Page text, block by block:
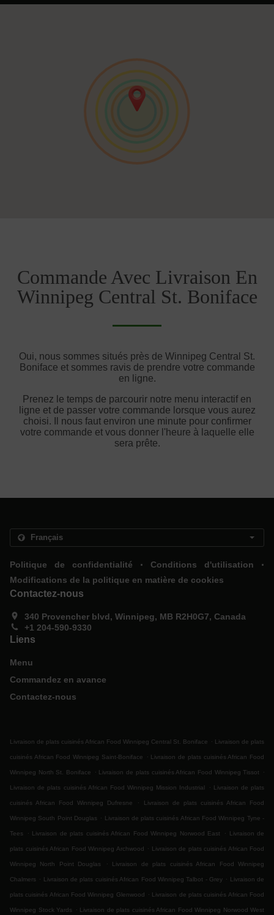
Commande Avec Livraison En
Winnipeg Central St. Boniface
Oui, nous sommes situés près de Winnipeg Central St.
Boniface et sommes ravis de prendre votre commande
en ligne.
Prenez le temps de parcourir notre menu interactif en
ligne et de passer votre commande lorsque vous aurez
choisi. Il nous faut environ une minute pour confirmer
votre commande et vous donner l'heure à laquelle elle
sera prête.
Politique de confidentialité . Conditions d'utilisation .
Modifications de la politique en matière de cookies
Contactez-nous
340 Provencher blvd, Winnipeg, MB R2H0G7, Canada
+1 204-590-9330
Liens
Menu
Commandez en avance
Contactez-nous
Livraison de plats cuisinés African Food Winnipeg Central St. Boniface . Livraison de plats
cuisinés African Food Winnipeg Saint-Boniface . Livraison de plats cuisinés African Food
Winnipeg North St. Boniface . Livraison de plats cuisinés African Food Winnipeg Tissot .
Livraison de plats cuisinés African Food Winnipeg Mission Industrial . Livraison de plats
cuisinés African Food Winnipeg Dufresne . Livraison de plats cuisinés African Food
Winnipeg South Point Douglas . Livraison de plats cuisinés African Food Winnipeg Tyne -
Tees . Livraison de plats cuisinés African Food Winnipeg Norwood East . Livraison de
plats cuisinés African Food Winnipeg Archwood . Livraison de plats cuisinés African Food
Winnipeg North Point Douglas . Livraison de plats cuisinés African Food Winnipeg
Chalmers . Livraison de plats cuisinés African Food Winnipeg Talbot - Grey . Livraison de
plats cuisinés African Food Winnipeg Glenwood . Livraison de plats cuisinés African Food
Winnipeg Stock Yards . Livraison de plats cuisinés African Food Winnipeg Norwood West